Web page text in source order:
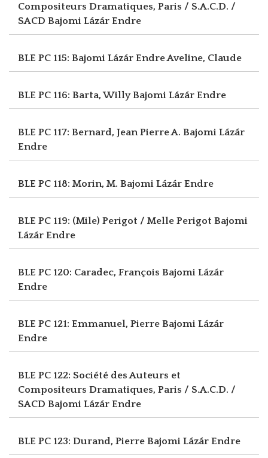
Compositeurs Dramatiques, Paris / S.A.C.D. /
SACD Bajomi Lázár Endre
BLE PC 115: Bajomi Lázár EndreAveline, Claude
BLE PC 116: Barta, WillyBajomi Lázár Endre
BLE PC 117: Bernard, Jean Pierre A. Bajomi Lázár
Endre
BLE PC 118: Morin, M. Bajomi Lázár Endre
BLE PC 119: (Mile) Perigot / Melle Perigot Bajomi
Lázár Endre
BLE PC 120: Caradec, François Bajomi Lázár
Endre
BLE PC 121: Emmanuel, Pierre Bajomi Lázár
Endre
BLE PC 122: Société des Auteurs et
Compositeurs Dramatiques, Paris / S.A.C.D. /
SACD Bajomi Lázár Endre
BLE PC 123: Durand, Pierre Bajomi Lázár Endre